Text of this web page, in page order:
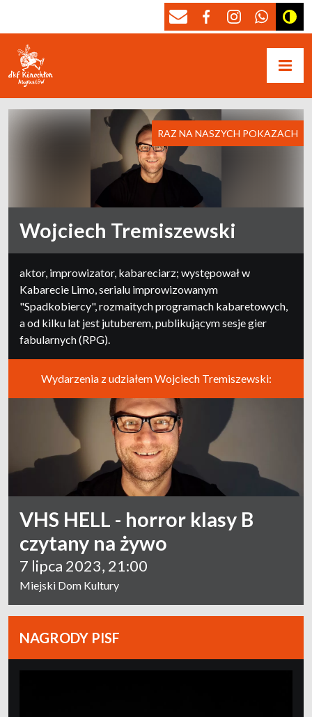
Wojciech Tremiszewski
RAZ NA NASZYCH POKAZACH
aktor, improwizator, kabareciarz; występował w
Kabarecie Limo, serialu improwizowanym
"Spadkobiercy", rozmaitych programach kabaretowych,
a od kilku lat jest jutuberem, publikującym sesje gier
fabularnych (RPG).
Wydarzenia z udziałem Wojciech Tremiszewski:
VHS HELL - horror klasy B
czytany na żywo
7 lipca 2023, 21:00
Miejski Dom Kultury
NAGRODY PISF